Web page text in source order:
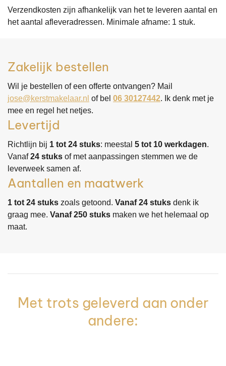
​Verzendkosten zijn afhankelijk van het te leveren aantal en
het aantal afleveradressen. Minimale afname: 1 stuk.
Zakelijk bestellen
Wil je bestellen of een offerte ontvangen? Mail
jose@kerstmakelaar.nl of bel 06 30127442. Ik denk met je
mee en regel het netjes.
Levertijd
Richtlijn bij 1 tot 24 stuks: meestal 5 tot 10 werkdagen.
Vanaf24 stuks of met aanpassingen stemmen we de
leverweek samen af.
Aantallen en maatwerk
1 tot 24 stuks zoals getoond. Vanaf 24 stuks denk ik
graag mee. Vanaf 250 stuks maken we het helemaal op
maat.
Met trots geleverd aan onder
andere: